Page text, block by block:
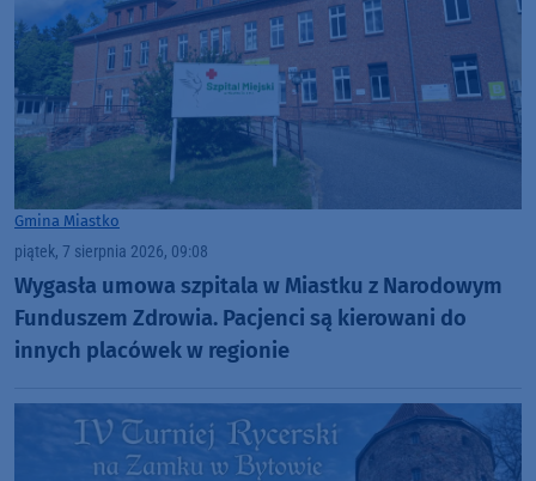
Gmina Miastko
piątek, 7 sierpnia 2026, 09:08
Wygasła umowa szpitala w Miastku z Narodowym
Funduszem Zdrowia. Pacjenci są kierowani do
innych placówek w regionie